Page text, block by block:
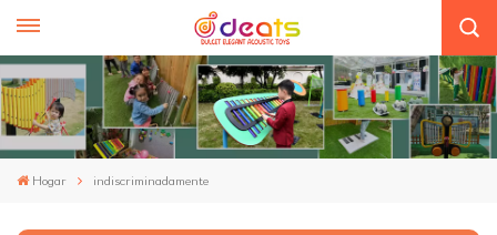
Hogar indiscriminadamente